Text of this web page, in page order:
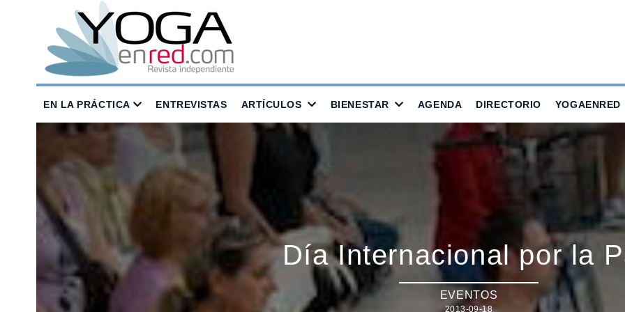
EN LA PRÁCTICA ENTREVISTAS ARTÍCULOS BIENESTAR AGENDA DIRECTORIO YOGAENRED
Día Internacional por la
EVENTOS
2013-09-18